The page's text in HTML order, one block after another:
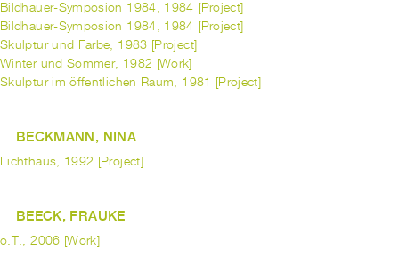
Bildhauer-Symposion 1984, 1984 [Project]
Bildhauer-Symposion 1984, 1984 [Project]
Skulptur und Farbe, 1983 [Project]
Winter und Sommer, 1982 [Work]
Skulptur im öffentlichen Raum, 1981 [Project]
BECKMANN, NINA
Lichthaus, 1992 [Project]
BEECK, FRAUKE
o.T., 2006 [Work]